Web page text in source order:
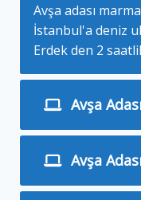
Avşa adası
İstanbul'a deniz
Erdek den 2
Avşa
Avşa